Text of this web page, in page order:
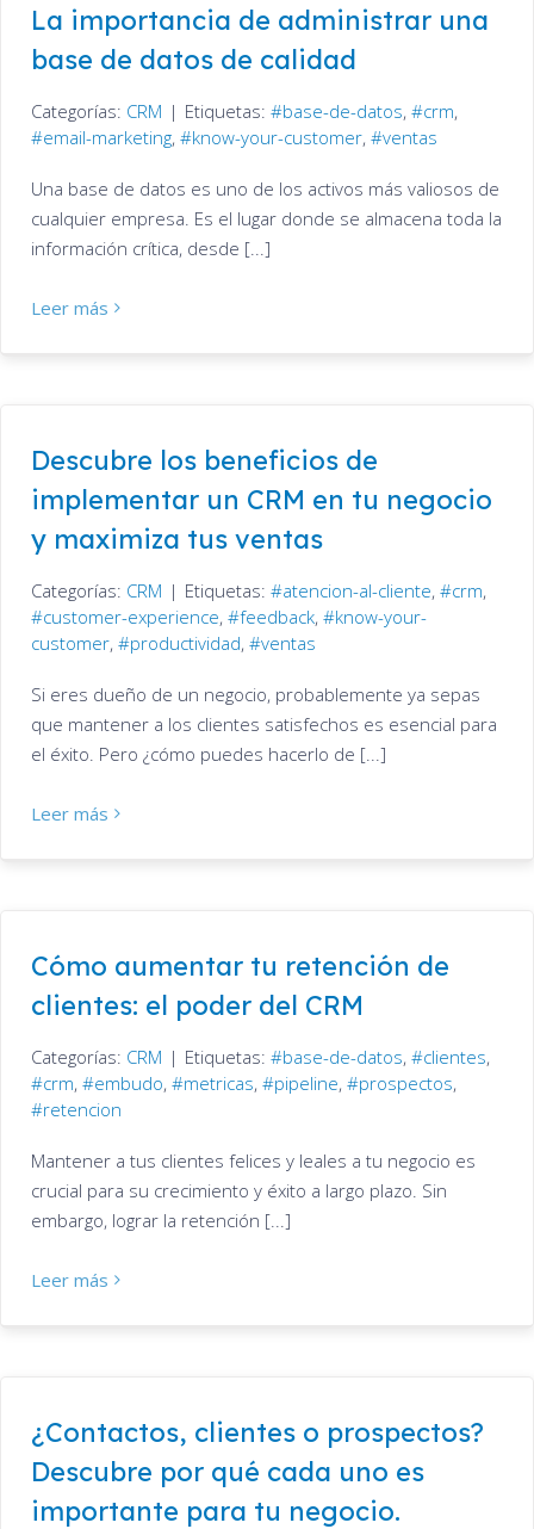
La importancia de administrar una
base de datos de calidad
Categorías: CRM | Etiquetas: base-de-datos, crm,
email-marketing, know-your-customer, ventas
Una base de datos es uno de los activos más valiosos de
cualquier empresa. Es el lugar donde se almacena toda la
información crítica, desde [...]
Leer más
Descubre los beneficios de
implementar un CRM en tu negocio
y maximiza tus ventas
Categorías: CRM | Etiquetas: atencion-al-cliente, crm,
customer-experience, feedback,
know-your-
customer, productividad, ventas
Si eres dueño de un negocio, probablemente ya sepas
que mantener a los clientes satisfechos es esencial para
el éxito. Pero ¿cómo puedes hacerlo de [...]
Leer más
Cómo aumentar tu retención de
clientes: el poder del CRM
Categorías: CRM | Etiquetas: base-de-datos, clientes,
crm, embudo, metricas, pipeline, prospectos,
retencion
Mantener a tus clientes felices y leales a tu negocio es
crucial para su crecimiento y éxito a largo plazo. Sin
embargo, lograr la retención [...]
Leer más
¿Contactos, clientes o prospectos?
Descubre por qué cada uno es
importante para tu negocio.